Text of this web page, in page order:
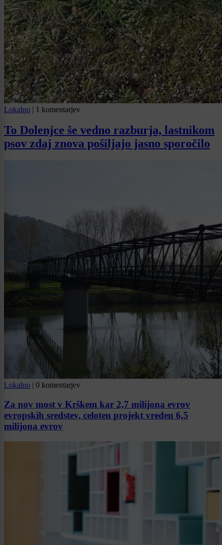
Lokalno | 1 komentarjev
To Dolenjce še vedno razburja, lastnikom
psov zdaj znova pošiljajo jasno sporočilo
Lokalno | 0 komentarjev
Za nov most v Krškem kar 2,7 milijona evrov
evropskih sredstev, celoten projekt vreden 6,5
milijona evrov